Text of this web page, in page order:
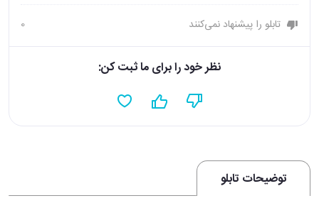
تابلو را پیشنهاد نمی‌کنند 0
نظر خود را برای ما ثبت کن:
توضیحات تابلو